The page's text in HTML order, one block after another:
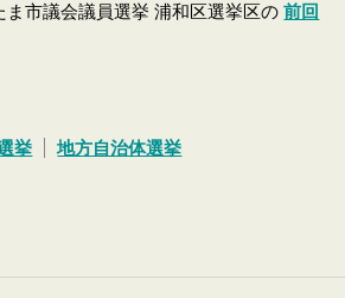
ま市議会議員選挙 浦和区選挙区の前回
挙 地方自治体選挙